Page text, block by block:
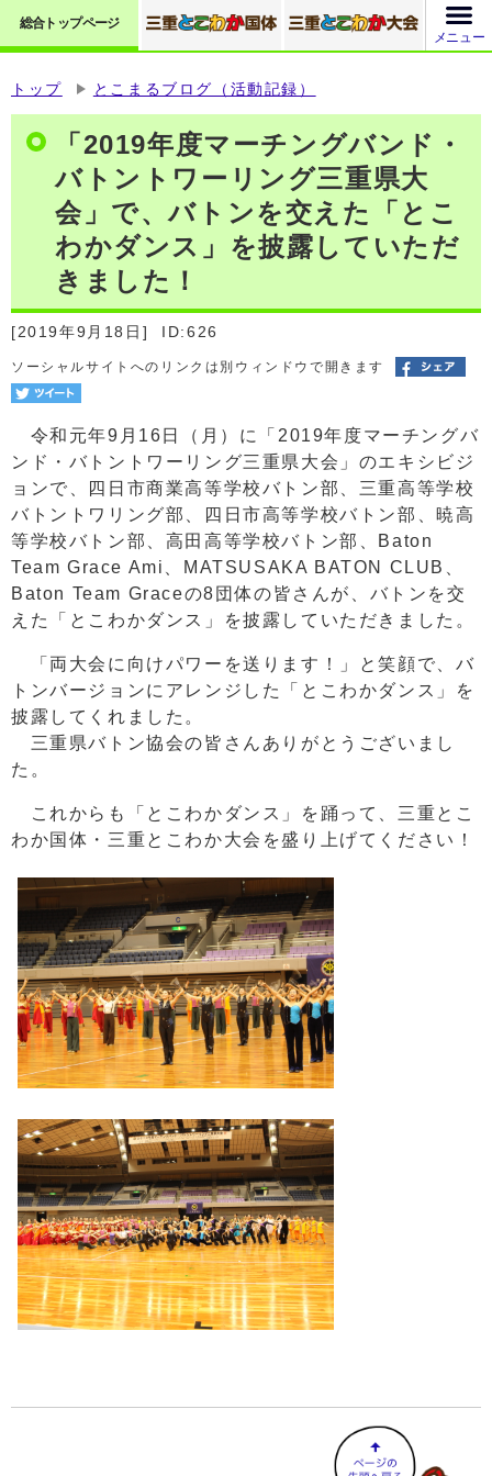
総合トップページ
メニュー
トップ とこまるブログ（活動記録）
「2019年度マーチングバンド・
バトントワーリング三重県大
会」で、バトンを交えた「とこ
わかダンス」を披露していただ
きました！
[2019年9月18日] ID:626
ソーシャルサイトへのリンクは別ウィンドウで開きます
令和元年9月16日（月）に「2019年度マーチングバ
ンド・バトントワーリング三重県大会」のエキシビジ
ョンで、四日市商業高等学校バトン部、三重高等学校
バトントワリング部、四日市高等学校バトン部、暁高
等学校バトン部、高田高等学校バトン部、Baton
Team Grace Ami、MATSUSAKA BATON CLUB、
Baton Team Graceの8団体の皆さんが、バトンを交
えた「とこわかダンス」を披露していただきました。
「両大会に向けパワーを送ります！」と笑顔で、バ
トンバージョンにアレンジした「とこわかダンス」を
披露してくれました。
三重県バトン協会の皆さんありがとうございまし
た。
これからも「とこわかダンス」を踊って、三重とこ
わか国体・三重とこわか大会を盛り上げてください！